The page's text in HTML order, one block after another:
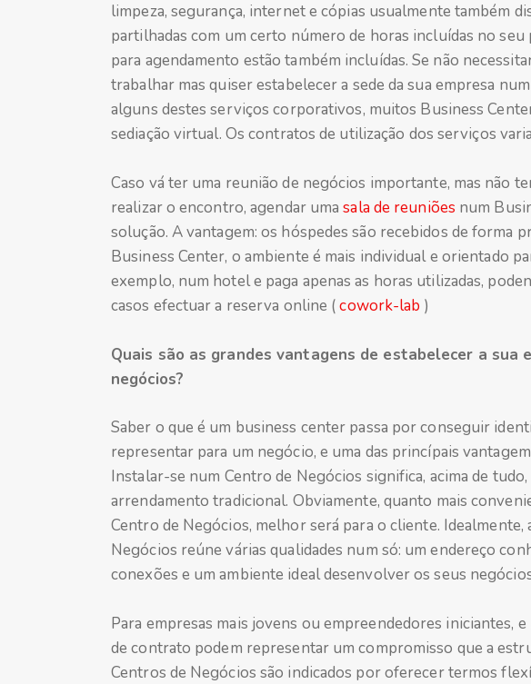
limpeza, segurança, internet e cópias usualmente também
partilhadas com um certo número de horas incluídas no
para agendamento estão também incluídas. Se não
trabalhar mas quiser estabelecer a sede da sua empresa
alguns destes serviços corporativos, muitos Business
sediação virtual. Os contratos de utilização dos serviços
Caso vá ter uma reunião de negócios importante, mas não
realizar o encontro, agendar umasala de reuniões num
solução. A vantagem: os hóspedes são recebidos de forma
Business Center, o ambiente é mais individual e orientado
exemplo, num hotel e paga apenas as horas utilizadas,
casos efectuar a reserva online (cowork-lab )
Quais são as grandes vantagens de estabelecer a sua
negócios?
Saber o que é um business center passa por conseguir
representar para um negócio, e uma das princípais
Instalar-se num Centro de Negócios significa, acima de
arrendamento tradicional. Obviamente, quanto mais
Centro de Negócios, melhor será para o cliente. Idealmente,
Negócios reúne várias qualidades num só: um endereço
conexões e um ambiente ideal desenvolver os seus
Para empresas mais jovens ou empreendedores iniciantes,
de contrato podem representar um compromisso que a
Centros de Negócios são indicados por oferecer termos